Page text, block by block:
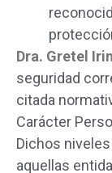
Dra. Gretel
seguridad
citada
Carácter
Dichos
aquellas